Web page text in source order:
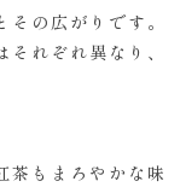
の広がりです。
れぞれ異なり、
茶もまろやかな味